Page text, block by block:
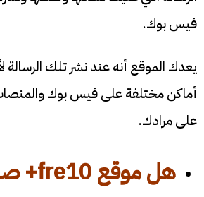
فيس بوك.
أماكن مختلفة على فيس بوك
على مرادك.
هل موقعfre10
+